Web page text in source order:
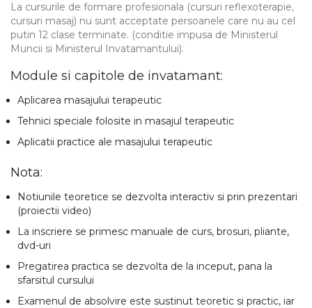
La cursurile de formare profesionala (cursuri reflexoterapie,
cursuri masaj) nu sunt acceptate persoanele care nu au cel
putin 12 clase terminate. (conditie impusa de Ministerul
Muncii si Ministerul Invatamantului).
Module si capitole de invatamant:
Aplicarea masajului terapeutic
Tehnici speciale folosite in masajul terapeutic
Aplicatii practice ale masajului terapeutic
Nota:
Notiunile teoretice se dezvolta interactiv si prin prezentari
(proiectii video)
La inscriere se primesc manuale de curs, brosuri, pliante,
dvd-uri
Pregatirea practica se dezvolta de la inceput, pana la
sfarsitul cursului
Examenul de absolvire este sustinut teoretic si practic, iar